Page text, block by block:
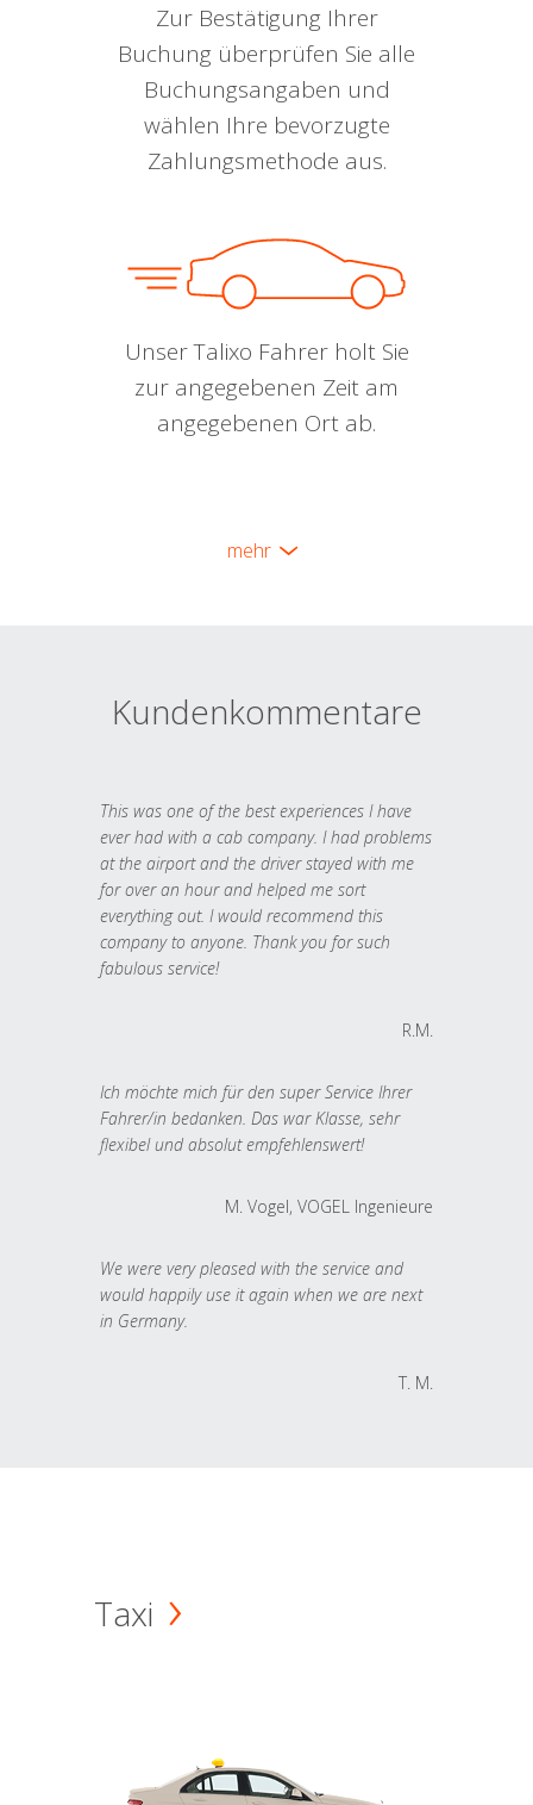
Zur Bestätigung Ihrer
Buchung überprüfen Sie alle
Buchungsangaben und
wählen Ihre bevorzugte
Zahlungsmethode aus.
Unser Talixo Fahrer holt Sie
zur angegebenen Zeit am
angegebenen Ort ab.
mehr
Kundenkommentare
This was one of the best experiences I have
ever had with a cab company. I had problems
at the airport and the driver stayed with me
for over an hour and helped me sort
everything out. I would recommend this
company to anyone. Thank you for such
fabulous service!
R.M.
Ich möchte mich für den super Service Ihrer
Fahrer/in bedanken. Das war Klasse, sehr
flexibel und absolut empfehlenswert!
M. Vogel, VOGEL Ingenieure
We were very pleased with the service and
would happily use it again when we are next
in Germany.
T. M.
Taxi